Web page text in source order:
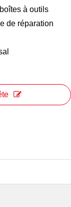
à outils
de réparation